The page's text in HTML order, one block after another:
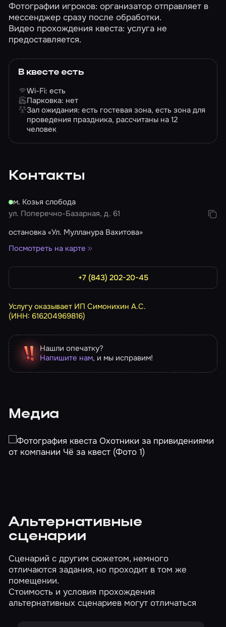
Фотографии игроков: организатор отправляет в
мессенджер сразу после обработки.
Видео прохождения квеста: услуга не
предоставляется.
В квесте есть
Wi-Fi: есть
Парковка: нет
Зал ожидания: есть гостевая зона, есть зона для
проведения праздника, рассчитаны на 12
человек
Контакты
м. Козья слобода
ул. Поперечно-Базарная, д. 61
остановка «Ул. Мулланура Вахитова»
Посмотреть на карте
+7 (843) 202-20-45
Услугу оказывает ИП Симонихин А.С.
(ИНН: 616204969816)
Нашли опечатку?
Напишите нам, и мы исправим!
Медиа
Альтернативные
сценарии
Сценарий с другим сюжетом, немного
отличаются задания, но проходит в том же
помещении.
Стоимость и условия прохождения
альтернативных сценариев могут отличаться